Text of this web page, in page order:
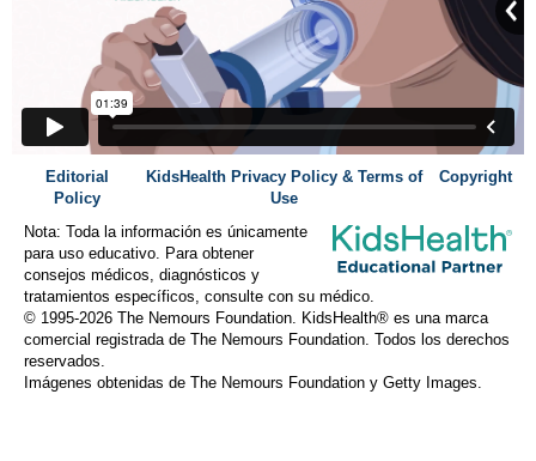
Editorial
Policy
KidsHealth Privacy Policy & Terms of
Use
Copyright
Nota: Toda la información es únicamente
para uso educativo. Para obtener
consejos médicos, diagnósticos y
tratamientos específicos, consulte con su médico.
© 1995-2026 The Nemours Foundation. KidsHealth® es una marca
comercial registrada de The Nemours Foundation. Todos los derechos
reservados.
Imágenes obtenidas de The Nemours Foundation y Getty Images.